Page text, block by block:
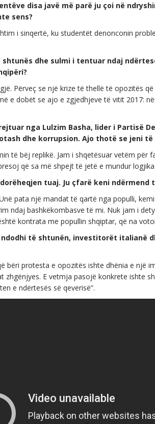
disa javë më parë ju çoi në
sens?
i sinqertë, ku studentët denonconin
dhe sulmi i tentuar ndaj
Përveç se një krize të thellë të opozitës
e dobët se ajo e zgjedhjeve të vitit 2017:
nga Lulzim Basha, lider i Partisë
dhe korrupsion. Ajo thotë se jeni
të bëj replikë. Jam i shqetësuar vetëm për
që sa më shpejt të jetë e mundur
tuaj. Ju çfarë keni ndërmend
pata një mandat të qartë nga populli,
ndaj bashkëkombasve të mi. Nuk jam i
kontrata me popullin shqiptar, që na
ndodhi të shtunën, investitorët italianë
bëri protesta e opozitës ishte dhënia e një
zhgënjyes. E vetmja pasojë konkrete ishte
e ndërtesës së qeverisë”.